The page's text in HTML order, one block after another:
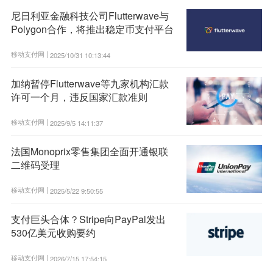
尼日利亚金融科技公司Flutterwave与
Polygon合作，将推出稳定币支付平台
移动支付网 | 2025/10/31 10:13:44
加纳暂停Flutterwave等九家机构汇款
许可一个月，违反国家汇款准则
移动支付网 | 2025/9/5 14:11:37
法国Monoprix零售集团全面开通银联
二维码受理
移动支付网 | 2025/5/22 9:50:55
支付巨头合体？Stripe向PayPal发出
530亿美元收购要约
移动支付网 | 2026/7/15 17:54:15